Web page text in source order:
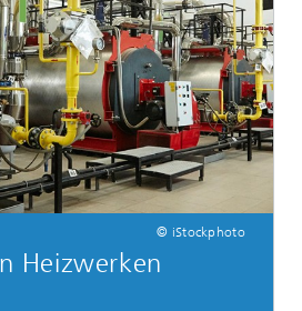
© iStockphoto
Heizwerken